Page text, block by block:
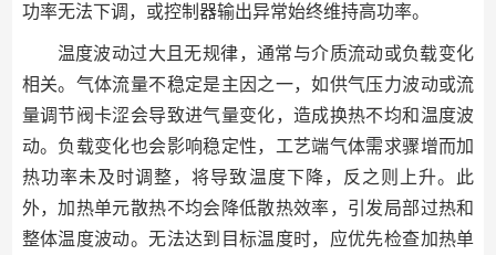
功率无法下调，或控制器输出异常始终维持高功率。
温度波动过大且无规律，通常与介质流动或负载变化
相关。气体流量不稳定是主因之一，如供气压力波动或流
量调节阀卡涩会导致进气量变化，造成换热不均和温度波
动。负载变化也会影响稳定性，工艺端气体需求骤增而加
热功率未及时调整，将导致温度下降，反之则上升。此
外，加热单元散热不均会降低散热效率，引发局部过热和
整体温度波动。无法达到目标温度时，应优先检查加热单